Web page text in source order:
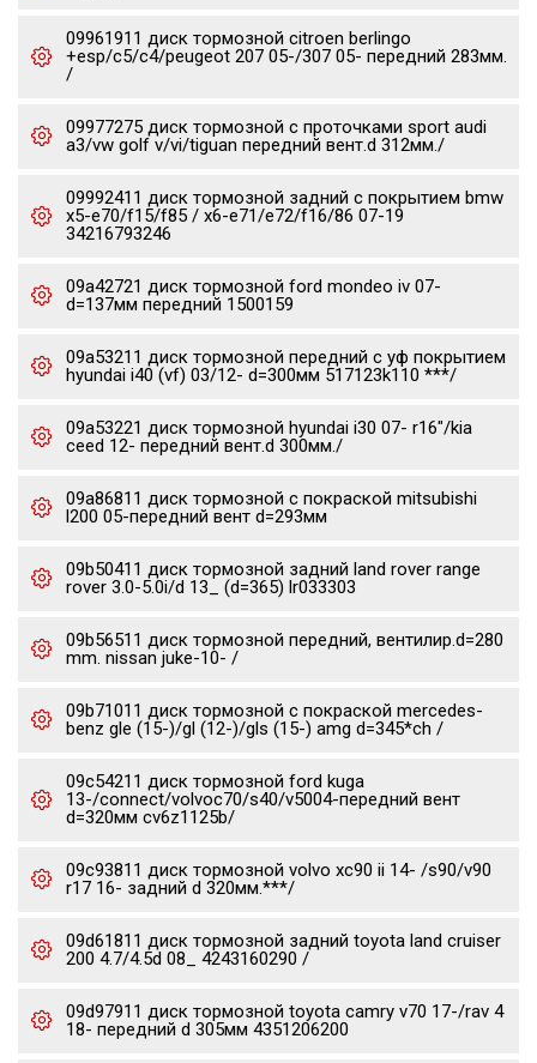
09961911 диск тормозной citroen berlingo
+esp/c5/c4/peugeot 207 05-/307 05- передний 283мм.
/
09977275 диск тормозной c проточками sport audi
a3/vw golf v/vi/tiguan передний вент.d 312мм./
09992411 диск тормозной задний с покрытием bmw
x5-e70/f15/f85 / x6-e71/e72/f16/86 07-19
34216793246
09a42721 диск тормозной ford mondeo iv 07-
d=137мм передний 1500159
09a53211 диск тормозной передний с уф покрытием
hyundai i40 (vf) 03/12- d=300мм 517123k110 ***/
09a53221 диск тормозной hyundai i30 07- r16"/kia
ceed 12- передний вент.d 300мм./
09a86811 диск тормозной с покраской mitsubishi
l200 05-передний вент d=293мм
09b50411 диск тормозной задний land rover range
rover 3.0-5.0i/d 13_ (d=365) lr033303
09b56511 диск тормозной передний, вентилир.d=280
mm. nissan juke-10- /
09b71011 диск тормозной с покраской mercedes-
benz gle (15-)/gl (12-)/gls (15-) amg d=345*ch /
09c54211 диск тормозной ford kuga
13-/connect/volvoc70/s40/v5004-передний вент
d=320мм cv6z1125b/
09c93811 диск тормозной volvo xc90 ii 14- /s90/v90
r17 16- задний d 320мм.***/
09d61811 диск тормозной задний toyota land cruiser
200 4.7/4.5d 08_ 4243160290 /
09d97911 диск тормозной toyota camry v70 17-/rav 4
18- передний d 305мм 4351206200